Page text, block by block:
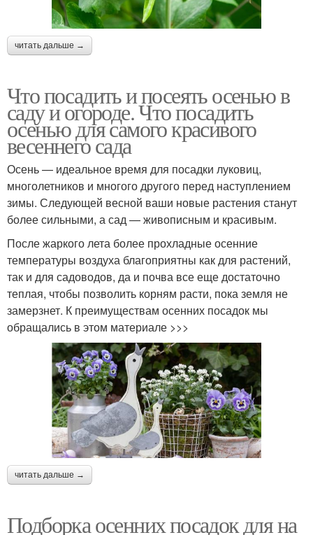
читать дальше →
Что посадить и посеять осенью в
саду и огороде. Что посадить
осенью для самого красивого
весеннего сада
Осень — идеальное время для посадки луковиц,
многолетников и многого другого перед наступлением
зимы. Следующей весной ваши новые растения станут
более сильными, а сад — живописным и красивым.
После жаркого лета более прохладные осенние
температуры воздуха благоприятны как для растений,
так и для садоводов, да и почва все еще достаточно
теплая, чтобы позволить корням расти, пока земля не
замерзнет. К преимуществам осенних посадок мы
обращались в этом материале >>>
читать дальше →
Подборка осенних посадок для на